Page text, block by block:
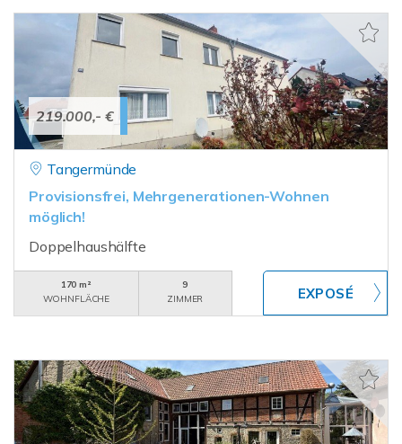
219.000,- €
Tangermünde
Provisionsfrei, Mehrgenerationen-Wohnen
möglich!
Doppelhaushälfte
170 m²
WOHNFLÄCHE
9
ZIMMER